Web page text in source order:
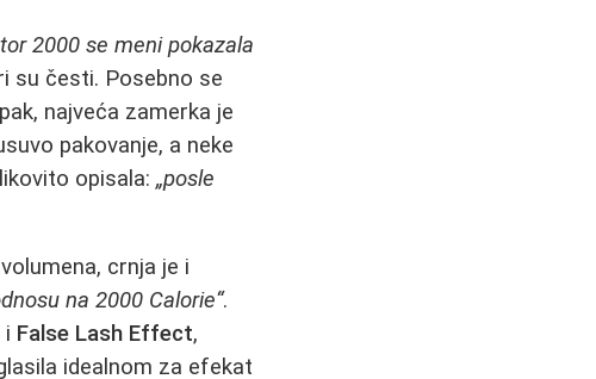
2000 se meni pokazala
su česti. Posebno se
najveća zamerka je
pakovanje, a neke
opisala:„posle
crnja je i
na 2000 Calorie“.
i False Lash Effect,
idealnom za efekat